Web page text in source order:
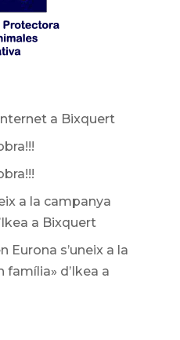
a Bixquert
a la campanya
​​a Bixquert
Eurona s’uneix a la
família» d’Ikea ​​a